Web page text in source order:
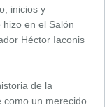
inicios y
en el Salón
Héctor Iaconis
de la
como un merecido